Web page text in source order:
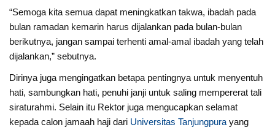
“Semoga kita semua dapat meningkatkan takwa, ibadah pada
bulan ramadan kemarin harus dijalankan pada bulan-bulan
berikutnya, jangan sampai terhenti amal-amal ibadah yang telah
dijalankan,” sebutnya.
Dirinya juga mengingatkan betapa pentingnya untuk menyentuh
hati, sambungkan hati, penuhi janji untuk saling mempererat tali
siraturahmi. Selain itu Rektor juga mengucapkan selamat
kepada calon jamaah haji dari Universitas Tanjungpura yang